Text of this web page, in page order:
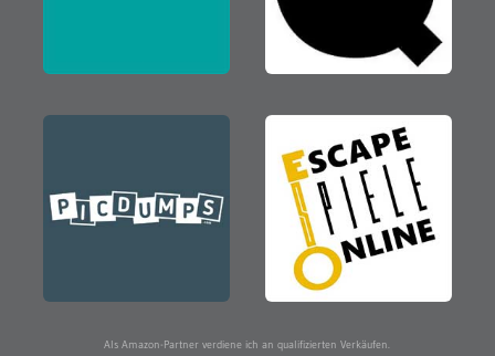
Als Amazon-Partner verdiene ich an qualifizierten Verkäufen.